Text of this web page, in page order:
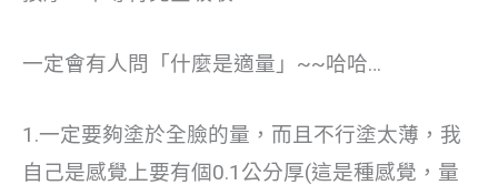
一定會有人問「什麼是適量」~~哈哈…
1.一定要夠塗於全臉的量，而且不行塗太薄，我
自己是感覺上要有個0.1公分厚(這是種感覺，量